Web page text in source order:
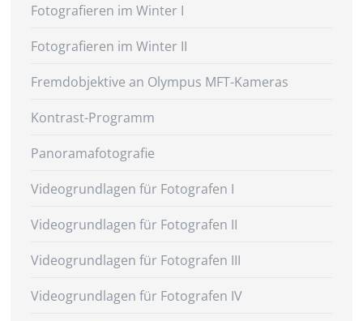
Fotografieren im Winter I
Fotografieren im Winter II
Fremdobjektive an Olympus MFT-Kameras
Kontrast-Programm
Panoramafotografie
Videogrundlagen für Fotografen I
Videogrundlagen für Fotografen II
Videogrundlagen für Fotografen III
Videogrundlagen für Fotografen IV